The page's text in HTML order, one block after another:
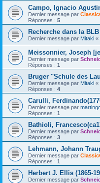
Campo, Ignacio
Dernier message par
Réponses : 5
Recherche dans la BLB
Dernier message par Mitaki «
Meissonnier, Joseph
Dernier message par
Réponses : 1
Bruger "Schule des
Dernier message par Mitaki «
Réponses : 4
Carulli,
Dernier message par
Réponses : 1
Bathioli,
Dernier message par
Réponses : 3
Lehmann, Johann
Dernier message par
Réponses : 1
Herbert J. Ellis (1865-
Dernier message par